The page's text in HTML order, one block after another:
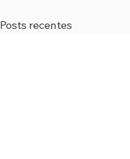
Posts recentes